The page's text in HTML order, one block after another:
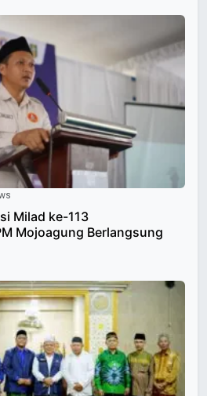
Milad ke-113
Mojoagung Berlangsung